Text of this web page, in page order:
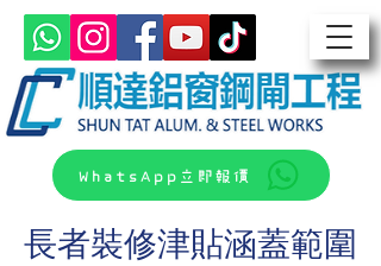
WhatsApp立即報價
長者裝修津貼涵蓋範圍